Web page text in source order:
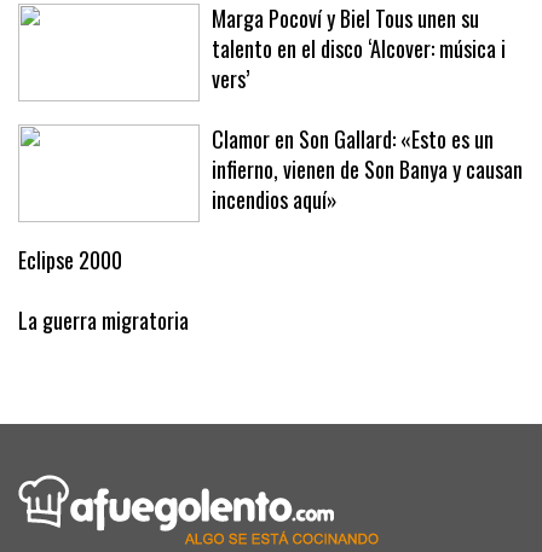
Marga Pocoví y Biel Tous unen su
talento en el disco ‘Alcover: música i
vers’
Clamor en Son Gallard: «Esto es un
infierno, vienen de Son Banya y causan
incendios aquí»
Eclipse 2000
La guerra migratoria